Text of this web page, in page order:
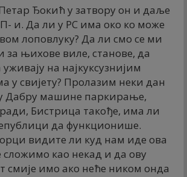
Петар Ђокић у затвору он и даље
и. Да ли у РС има око ко може
лоповлуку? Да ли смо се ми
њихове виле, станове, да
на најкуксузнијим
у свијету? Пролазим неки дан
Дабру машине паркирање,
Бистрица такође, има ли
да функционише.
видите ли куд нам иде ова
сложимо као некад и да ову
смије имо ако неће ником онда